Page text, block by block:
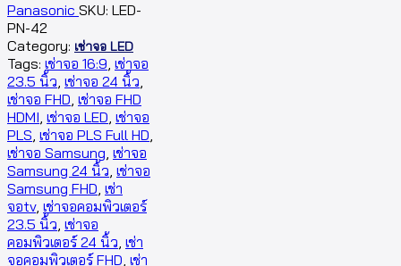
Panasonic SKU: LED-
PN-42
Category: เช่าจอ LED
Tags: เช่าจอ 16:9, เช่าจอ
23.5 นิ้ว, เช่าจอ 24 นิ้ว,
เช่าจอ FHD, เช่าจอ FHD
HDMI, เช่าจอ LED, เช่าจอ
PLS, เช่าจอ PLS Full HD,
เช่าจอ Samsung, เช่าจอ
Samsung 24 นิ้ว, เช่าจอ
Samsung FHD, เช่า
จอtv, เช่าจอคอมพิวเตอร์
23.5 นิ้ว, เช่าจอ
คอมพิวเตอร์ 24 นิ้ว, เช่า
จอคอมพิวเตอร์ FHD, เช่า